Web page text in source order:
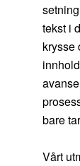
tekst i
krysse
bare
Vårt